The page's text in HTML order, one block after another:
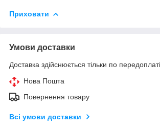
Приховати
Умови доставки
Доставка здійснюється тільки по передоплаті.
Нова Пошта
Повернення товару
Всі умови доставки